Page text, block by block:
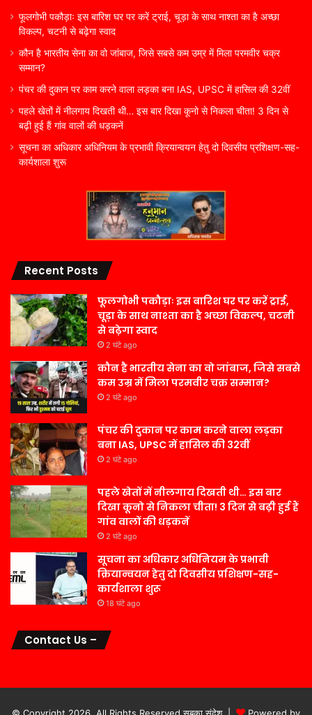
फूलगोभी पकौड़ाः इस बारिश घर पर करें ट्राई, चूड़ा के साथ नाश्ता का है अच्छा
विकल्प, चटनी से बढ़ेगा स्वाद
कौन है भारतीय सेना का वो जांबाज, जिसे सबसे कम उम्र में मिला परमवीर चक्र
सम्मान?
पंचर की दुकान पर काम करने वाला लड़का बना IAS, UPSC में हासिल की 32वीं
पहले खेतों में नीलगाय दिखती थी… इस बार दिखा कूनो से निकला चीता! 3 दिन से
बढ़ी हुई हैं गांव वालों की धड़कनें
सूचना का अधिकार अधिनियम के प्रभावी क्रियान्वयन हेतु दो दिवसीय प्रशिक्षण-सह-
कार्यशाला शुरू
Recent Posts
फूलगोभी पकौड़ाः इस बारिश घर पर करें ट्राई,
चूड़ा के साथ नाश्ता का है अच्छा विकल्प, चटनी
से बढ़ेगा स्वाद
2 घंटे ago
कौन है भारतीय सेना का वो जांबाज, जिसे सबसे
कम उम्र में मिला परमवीर चक्र सम्मान?
2 घंटे ago
पंचर की दुकान पर काम करने वाला लड़का
बना IAS, UPSC में हासिल की 32वीं
2 घंटे ago
पहले खेतों में नीलगाय दिखती थी… इस बार
दिखा कूनो से निकला चीता! 3 दिन से बढ़ी हुई हैं
गांव वालों की धड़कनें
2 घंटे ago
सूचना का अधिकार अधिनियम के प्रभावी
क्रियान्वयन हेतु दो दिवसीय प्रशिक्षण-सह-
कार्यशाला शुरू
18 घंटे ago
Contact Us –